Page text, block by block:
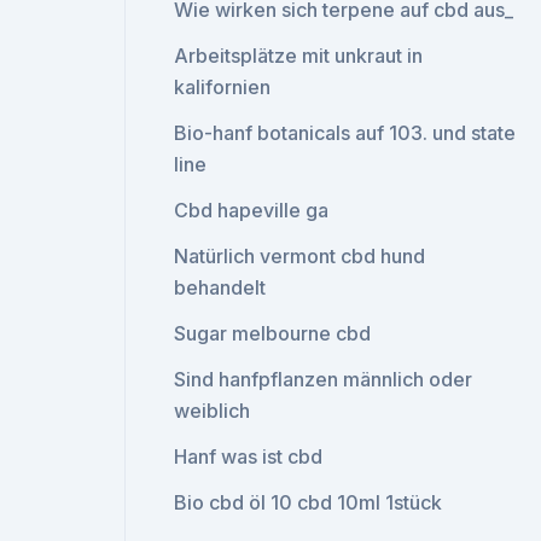
Wie wirken sich terpene auf cbd aus_
Arbeitsplätze mit unkraut in
kalifornien
Bio-hanf botanicals auf 103. und state
line
Cbd hapeville ga
Natürlich vermont cbd hund
behandelt
Sugar melbourne cbd
Sind hanfpflanzen männlich oder
weiblich
Hanf was ist cbd
Bio cbd öl 10 cbd 10ml 1stück